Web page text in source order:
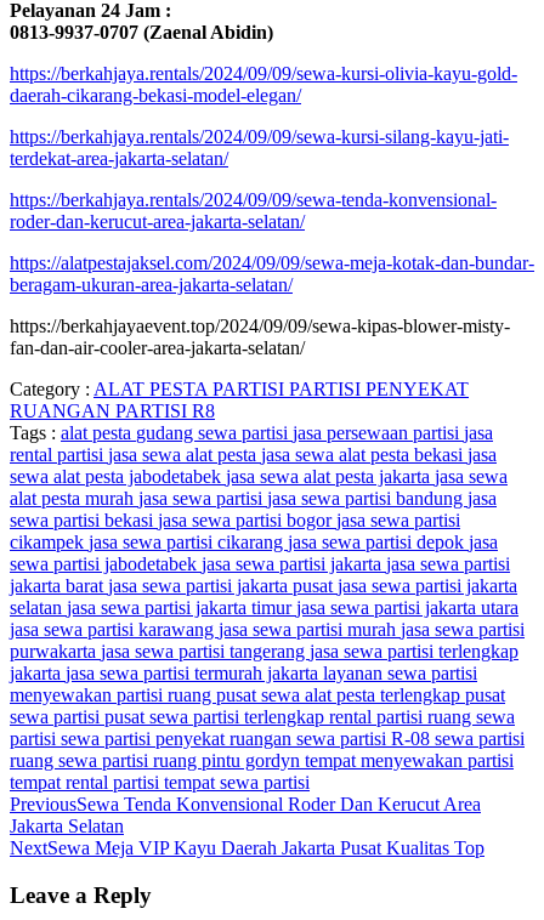
Pelayanan 24 Jam :
0813-9937-0707 (Zaenal Abidin)
https://berkahjaya.rentals/2024/09/09/sewa-kursi-olivia-kayu-gold-
daerah-cikarang-bekasi-model-elegan/
https://berkahjaya.rentals/2024/09/09/sewa-kursi-silang-kayu-jati-
terdekat-area-jakarta-selatan/
https://berkahjaya.rentals/2024/09/09/sewa-tenda-konvensional-
roder-dan-kerucut-area-jakarta-selatan/
https://alatpestajaksel.com/2024/09/09/sewa-meja-kotak-dan-bundar-
beragam-ukuran-area-jakarta-selatan/
https://berkahjayaevent.top/2024/09/09/sewa-kipas-blower-misty-
fan-dan-air-cooler-area-jakarta-selatan/
Category : ALAT PESTA PARTISI PARTISI PENYEKAT
RUANGAN PARTISI R8
Tags : alat pesta gudang sewa partisi jasa persewaan partisi jasa
rental partisi jasa sewa alat pesta jasa sewa alat pesta bekasi jasa
sewa alat pesta jabodetabek jasa sewa alat pesta jakarta jasa sewa
alat pesta murah jasa sewa partisi jasa sewa partisi bandung jasa
sewa partisi bekasi jasa sewa partisi bogorjasa sewa partisi
cikampek jasa sewa partisi cikarang jasa sewa partisi depok jasa
sewa partisi jabodetabek jasa sewa partisi jakarta jasa sewa partisi
jakarta barat jasa sewa partisi jakarta pusat jasa sewa partisi jakarta
selatan jasa sewa partisi jakarta timurjasa sewa partisi jakarta utara
jasa sewa partisi karawang jasa sewa partisi murah jasa sewa partisi
purwakarta jasa sewa partisi tangerang jasa sewa partisi terlengkap
jakarta jasa sewa partisi termurah jakarta layanan sewa partisi
menyewakan partisi ruang pusat sewa alat pesta terlengkap pusat
sewa partisi pusat sewa partisi terlengkap rental partisi ruang sewa
partisi sewa partisi penyekat ruangan sewa partisi R-08 sewa partisi
ruang sewa partisi ruang pintu gordyn tempat menyewakan partisi
tempat rental partisi tempat sewa partisi
PreviousSewa Tenda Konvensional Roder Dan Kerucut Area
Jakarta Selatan
NextSewa Meja VIP Kayu Daerah Jakarta Pusat Kualitas Top
Leave a Reply